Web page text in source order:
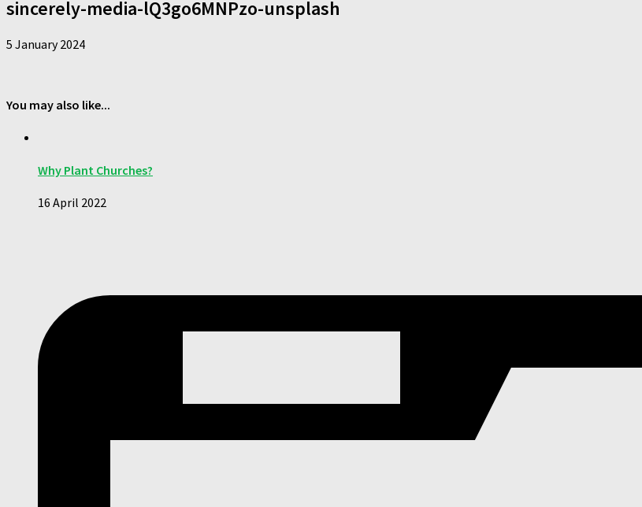
sincerely-media-lQ3go6MNPzo-unsplash
5 January 2024
You may also like...
Why Plant Churches?
16 April 2022